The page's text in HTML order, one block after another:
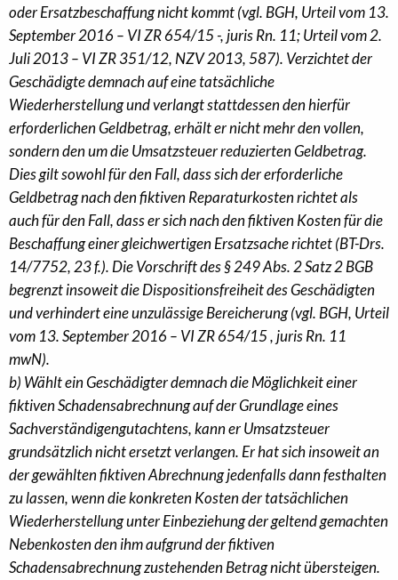
oder Ersatzbeschaffung nicht kommt (vgl. BGH, Urteil vom 13.
September 2016 – VI ZR 654/15 -, juris Rn. 11; Urteil vom 2.
Juli 2013 – VI ZR 351/12, NZV 2013, 587). Verzichtet der
Geschädigte demnach auf eine tatsächliche
Wiederherstellung und verlangt stattdessen den hierfür
erforderlichen Geldbetrag, erhält er nicht mehr den vollen,
sondern den um die Umsatzsteuer reduzierten Geldbetrag.
Dies gilt sowohl für den Fall, dass sich der erforderliche
Geldbetrag nach den fiktiven Reparaturkosten richtet als
auch für den Fall, dass er sich nach den fiktiven Kosten für die
Beschaffung einer gleichwertigen Ersatzsache richtet (BT-Drs.
14/7752, 23 f.). Die Vorschrift des § 249 Abs. 2 Satz 2 BGB
begrenzt insoweit die Dispositionsfreiheit des Geschädigten
und verhindert eine unzulässige Bereicherung (vgl. BGH, Urteil
vom 13. September 2016 – VI ZR 654/15 , juris Rn. 11
mwN).
b) Wählt ein Geschädigter demnach die Möglichkeit einer
fiktiven Schadensabrechnung auf der Grundlage eines
Sachverständigengutachtens, kann er Umsatzsteuer
grundsätzlich nicht ersetzt verlangen. Er hat sich insoweit an
der gewählten fiktiven Abrechnung jedenfalls dann festhalten
zu lassen, wenn die konkreten Kosten der tatsächlichen
Wiederherstellung unter Einbeziehung der geltend gemachten
Nebenkosten den ihm aufgrund der fiktiven
Schadensabrechnung zustehenden Betrag nicht übersteigen.